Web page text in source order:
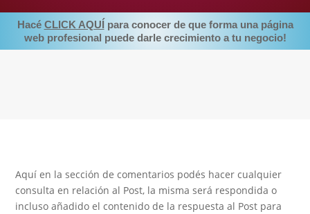
Hacé CLICK AQUÍpara conocer de que forma una página
web profesional puede darle crecimiento a tu negocio!
Aquí en la sección de comentarios podés hacer cualquier
consulta en relación al Post, la misma será respondida o
incluso añadido el contenido de la respuesta al Post para